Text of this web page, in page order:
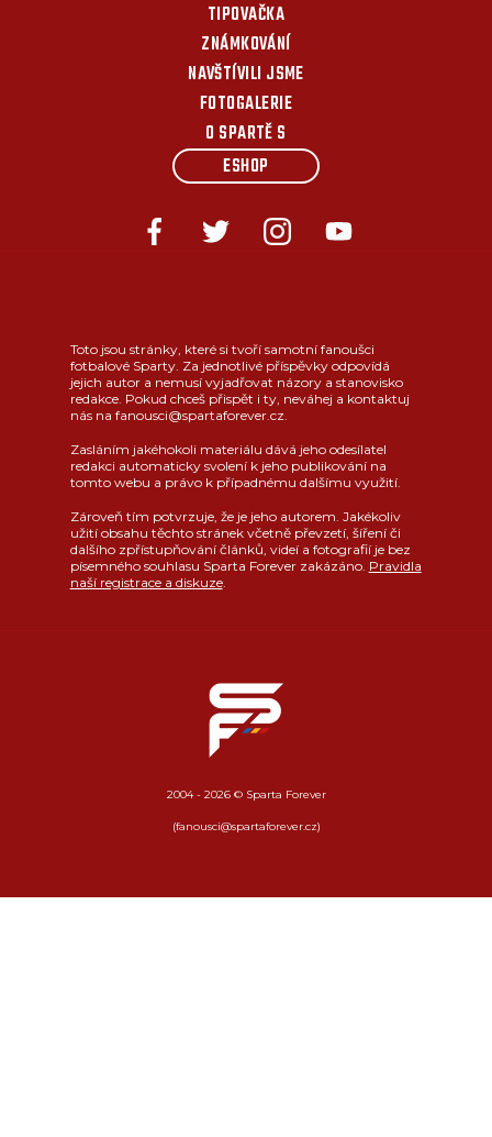
TIPOVAČKA
ZNÁMKOVÁNÍ
NAVŠTÍVILI JSME
FOTOGALERIE
O SPARTĚ S
ESHOP
Toto jsou stránky, které si tvoří samotní fanoušci
fotbalové Sparty. Za jednotlivé příspěvky odpovídá
jejich autor a nemusí vyjadřovat názory a stanovisko
redakce. Pokud chceš přispět i ty, neváhej a kontaktuj
nás na fanousci@spartaforever.cz.
Zasláním jakéhokoli materiálu dává jeho odesílatel
redakci automaticky svolení k jeho publikování na
tomto webu a právo k případnému dalšímu využití.
Zároveň tím potvrzuje, že je jeho autorem. Jakékoliv
užití obsahu těchto stránek včetně převzetí, šíření či
dalšího zpřístupňování článků, videí a fotografií je bez
písemného souhlasu Sparta Forever zakázáno. Pravidla
naší registrace a diskuze.
2004 - 2026 © Sparta Forever
(fanousci@spartaforever.cz)